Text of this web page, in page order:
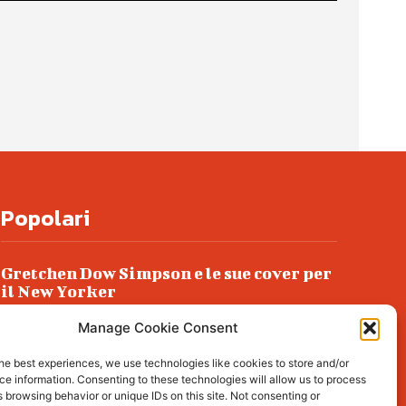
Manage Cookie Consent
best experiences, we use technologies like cookies to store and/or
information. Consenting to these technologies will allow us to process
browsing behavior or unique IDs on this site. Not consenting or
Popolari
Gretchen Dow Simpson e le sue cover per
il New Yorker
Ancora dossieraggi e schedature
Podlech, il Cile lo ha condannato
all’ergastolo